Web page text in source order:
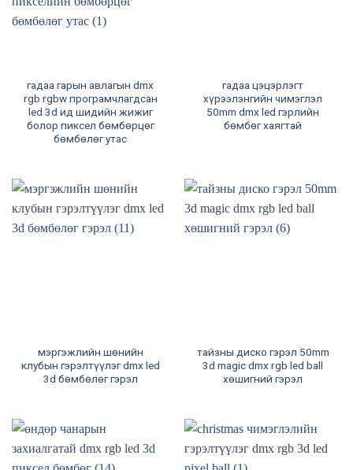
гадаа гарын авлагын dmx
rgb rgbw програмчлагдсан
led 3d ид шидийн жижиг
болор пиксел бөмбөрцөг
бөмбөлөг утас
гадаа цэцэрлэгт
хүрээлэнгийн чимэглэл
50mm dmx led гэрлийн
бөмбөг хаягтай
мэргэжлийн шөнийн
клубын гэрэлтүүлэг dmx led
3d бөмбөлөг гэрэл
тайзны диско гэрэл 50mm
3d magic dmx rgb led ball
хөшигний гэрэл